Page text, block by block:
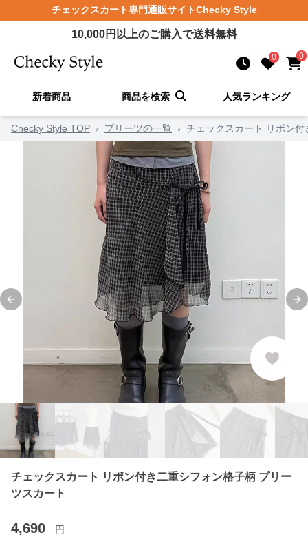
チェックスカート専門通販サイトChecky Style
10,000円以上のご購入で送料無料
0 0
新着商品 商品を検索 人気ランキング
Checky Style TOP › プリーツの一覧 › チェックスカート リボン
Previous slide
チェックスカート リボン付き二重シフォン格子柄 プリー
ツスカート
4,690 円